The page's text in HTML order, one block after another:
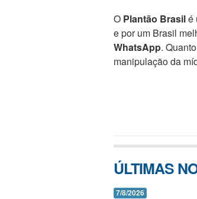
O Plantão Brasilé
e por um Brasil
WhatsApp.
manipulação da
ÚLTIMAS
7/8/2026